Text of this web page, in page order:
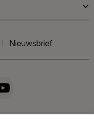
Nieuwsbrief